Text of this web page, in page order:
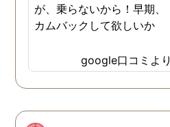
が、乗らないから！早期、
カムバックして欲しいか
google口コミより